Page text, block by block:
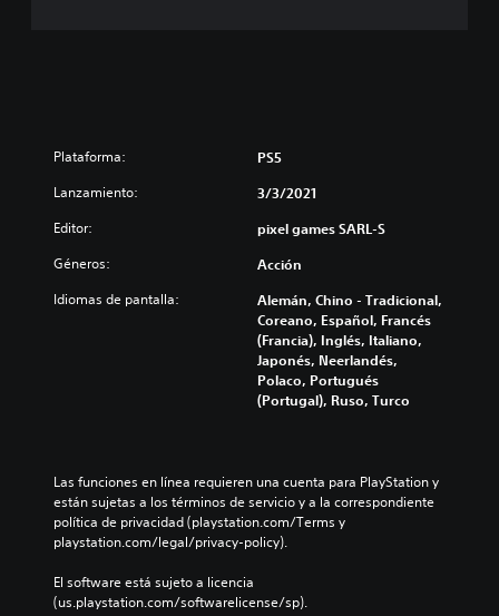
Plataforma: PS5
Lanzamiento: 3/3/2021
Editor: pixel games SARL-S
Géneros: Acción
Idiomas de pantalla:
Alemán, Chino - Tradicional,
Coreano, Español, Francés
(Francia), Inglés, Italiano,
Japonés, Neerlandés,
Polaco, Portugués
(Portugal), Ruso, Turco
Las funciones en línea requieren una cuenta para PlayStation y
están sujetas a los términos de servicio y a la correspondiente
política de privacidad (playstation.com/Terms y
playstation.com/legal/privacy-policy).
El software está sujeto a licencia
(us.playstation.com/softwarelicense/sp).